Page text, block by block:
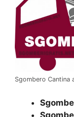
Sgombero Cantina